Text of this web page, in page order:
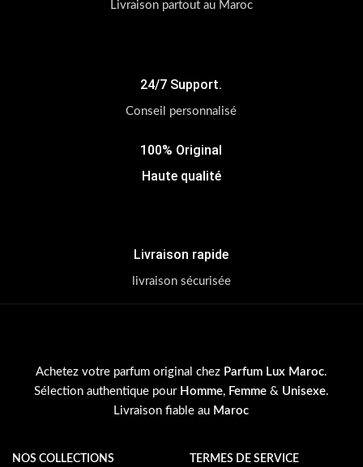
Livraison partout au Maroc
24/7 Support.
Conseil personnalisé
100% Original
Haute qualité
Livraison rapide
livraison sécurisée
Achetez votre parfum original chez Parfum Lux Maroc.
Sélection authentique pour Homme, Femme& Unisexe.
Livraison fiable au Maroc
NOS COLLECTIONS TERMES DE SERVICE